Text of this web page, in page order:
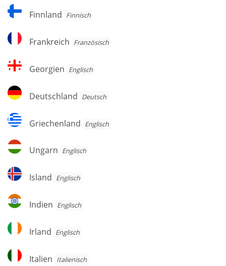
Finnland
Finnland Finnisch
Frankreich
Frankreich Französisch
Georgien
Georgien Englisch
Deutschland
Deutschland Deutsch
Griechenland
Griechenland Englisch
Ungarn
Ungarn Englisch
Island
Island Englisch
Indien
Indien Englisch
Irland
Irland Englisch
Italien
Italien Italienisch